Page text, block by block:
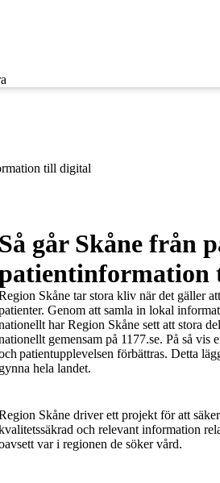
till digital
Så går Skåne från
Skåne tar stora kliv när det gäller
Genom att samla in lokal
har Region Skåne sett att stora
gemensam på 1177.se. På så
patientupplevelsen förbättras. Detta
gynna hela landet.
Skåne driver ett projekt för att
och relevant information
var i regionen de söker vård.